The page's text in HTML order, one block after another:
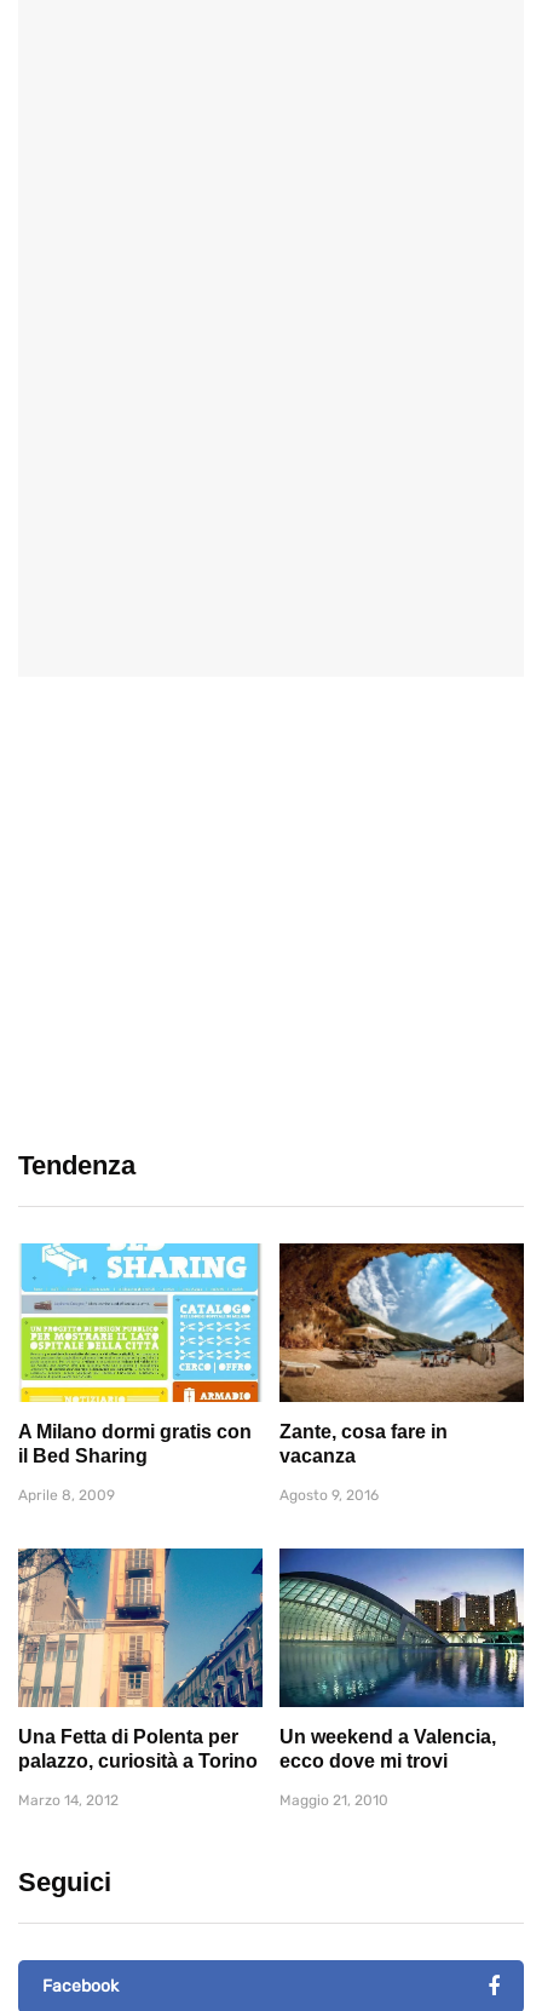
Tendenza
A Milano dormi gratis con
il Bed Sharing
Aprile 8, 2009
Zante, cosa fare in
vacanza
Agosto 9, 2016
Una Fetta di Polenta per
palazzo, curiosità a Torino
Marzo 14, 2012
Un weekend a Valencia,
ecco dove mi trovi
Maggio 21, 2010
Seguici
Facebook